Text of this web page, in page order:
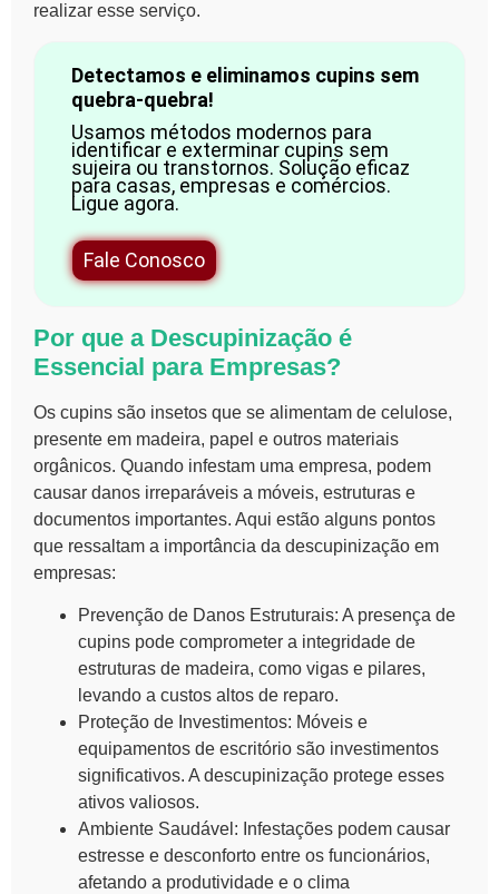
realizar esse serviço.
Detectamos e eliminamos cupins sem
quebra-quebra!
Usamos métodos modernos para
identificar e exterminar cupins sem
sujeira ou transtornos. Solução eficaz
para casas, empresas e comércios.
Ligue agora.
Fale Conosco
Por que a Descupinização é
Essencial para Empresas?
Os cupins são insetos que se alimentam de celulose,
presente em madeira, papel e outros materiais
orgânicos. Quando infestam uma empresa, podem
causar danos irreparáveis a móveis, estruturas e
documentos importantes. Aqui estão alguns pontos
que ressaltam a importância da descupinização em
empresas:
Prevenção de Danos Estruturais: A presença de
cupins pode comprometer a integridade de
estruturas de madeira, como vigas e pilares,
levando a custos altos de reparo.
Proteção de Investimentos: Móveis e
equipamentos de escritório são investimentos
significativos. A descupinização protege esses
ativos valiosos.
Ambiente Saudável: Infestações podem causar
estresse e desconforto entre os funcionários,
afetando a produtividade e o clima